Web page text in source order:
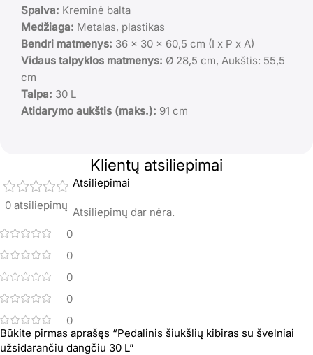
Spalva: Kreminė balta
Medžiaga: Metalas, plastikas
Bendri matmenys: 36 x 30 x 60,5 cm (I x P x A)
Vidaus talpyklos matmenys: Ø 28,5 cm, Aukštis: 55,5
cm
Talpa: 30 L
Atidarymo aukštis (maks.): 91 cm
Klientų atsiliepimai
0 atsiliepimų
0
0
0
0
0
Atsiliepimai
Atsiliepimų dar nėra.
Būkite pirmas aprašęs “Pedalinis šiukšlių kibiras su švelniai
užsidarančiu dangčiu 30 L”